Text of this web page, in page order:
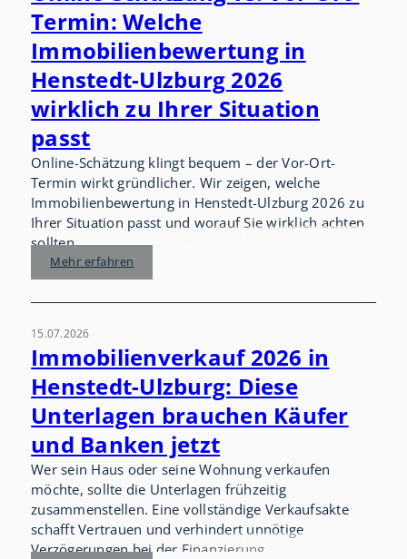
Termin: Welche
Immobilienbewertung in
Henstedt-Ulzburg 2026
wirklich zu Ihrer Situation
passt
Online-Schätzung klingt bequem – der Vor-Ort-
Termin wirkt gründlicher. Wir zeigen, welche
Immobilienbewertung in Henstedt-Ulzburg 2026 zu
Ihrer Situation passt und worauf Sie wirklich achten
sollten.
Mehr erfahren
15.07.2026
Immobilienverkauf 2026 in
Henstedt-Ulzburg: Diese
Unterlagen brauchen Käufer
und Banken jetzt
Wer sein Haus oder seine Wohnung verkaufen
möchte, sollte die Unterlagen frühzeitig
zusammenstellen. Eine vollständige Verkaufsakte
schafft Vertrauen und verhindert unnötige
Verzögerungen bei der Finanzierung.